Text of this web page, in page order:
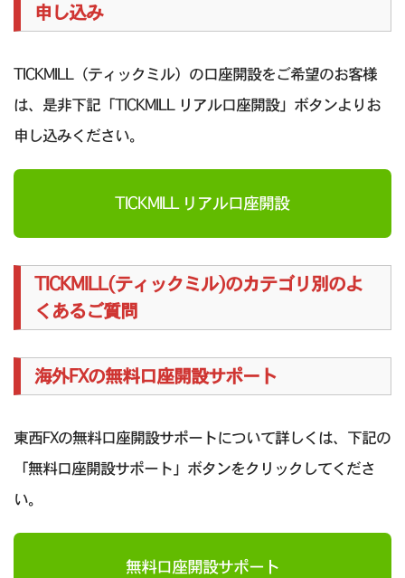
申し込み
TICKMILL（ティックミル）の口座開設をご希望のお客様
は、是非下記「TICKMILL リアル口座開設」ボタンよりお
申し込みください。
TICKMILL リアル口座開設
TICKMILL(ティックミル)のカテゴリ別のよ
くあるご質問
海外FXの無料口座開設サポート
東西FXの無料口座開設サポートについて詳しくは、下記の
「無料口座開設サポート」ボタンをクリックしてくださ
い。
無料口座開設サポート